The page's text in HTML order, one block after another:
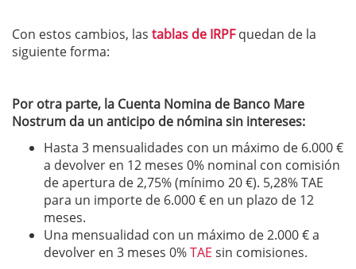
Con estos cambios, las tablas de IRPFquedan de la
siguiente forma:
Por otra parte, la Cuenta Nomina de Banco Mare
Nostrum da un anticipo de nómina sin intereses:
Hasta 3 mensualidades con un máximo de 6.000 €
a devolver en 12 meses 0% nominal con comisión
de apertura de 2,75% (mínimo 20 €). 5,28% TAE
para un importe de 6.000 € en un plazo de 12
meses.
Una mensualidad con un máximo de 2.000 € a
devolver en 3 meses 0%TAE sin comisiones.